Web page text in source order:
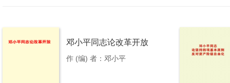
邓小平同志论改革开放
作 (编) 者：邓小平